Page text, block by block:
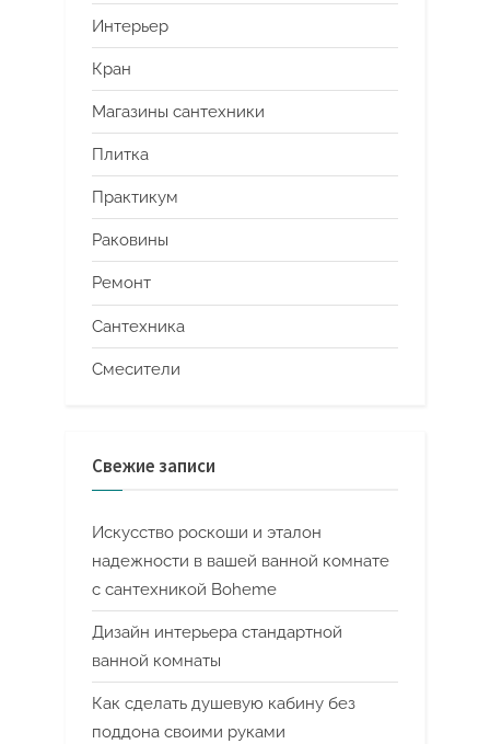
Интерьер
Кран
Магазины сантехники
Плитка
Практикум
Раковины
Ремонт
Сантехника
Смесители
Свежие записи
Искусство роскоши и эталон
надежности в вашей ванной комнате
с сантехникой Boheme
Дизайн интерьера стандартной
ванной комнаты
Как сделать душевую кабину без
поддона своими руками